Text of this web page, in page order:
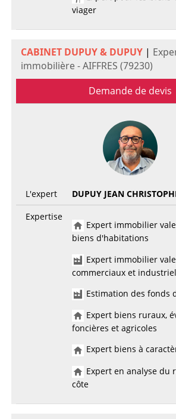
viager
CABINET DUPUY & DUPUY|
immobilière - AIFFRES (79230)
Demande de devis
L'expert
DUPUY JEAN
Expertise
Expert immobilier
biens d'habitations
Expert immobilier
commerciaux et
Estimation des fonds
Expert biens ruraux,
foncières et agricoles
Expert biens à
Expert en analyse du
côte